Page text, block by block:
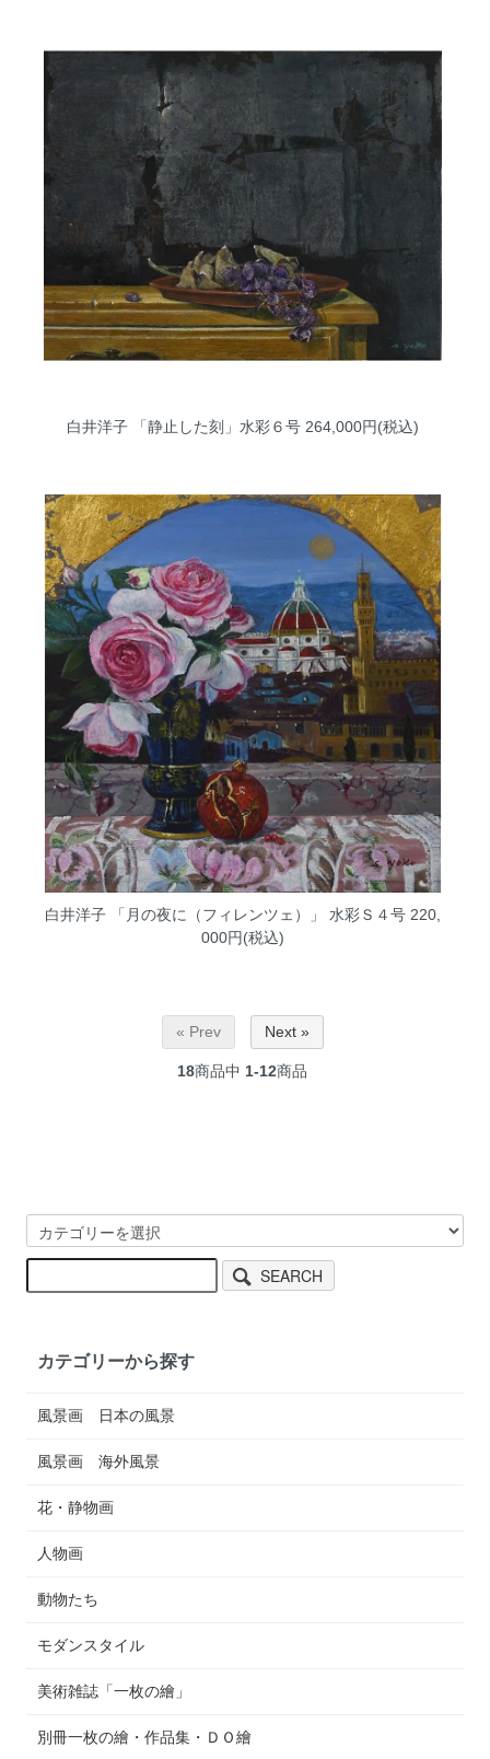
白井洋子 「静止した刻」水彩６号264,000円(税込)
白井洋子 「月の夜に（フィレンツェ）」 水彩Ｓ４号220,
000円(税込)
« Prev Next »
18商品中 1-12商品
SEARCH
カテゴリーから探す
風景画 日本の風景
風景画 海外風景
花・静物画
人物画
動物たち
モダンスタイル
美術雑誌「一枚の繪」
別冊一枚の繪・作品集・ＤＯ繪